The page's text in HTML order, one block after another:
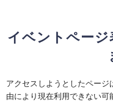
イベントページ
アクセスしようとしたペー
由により現在利用できない